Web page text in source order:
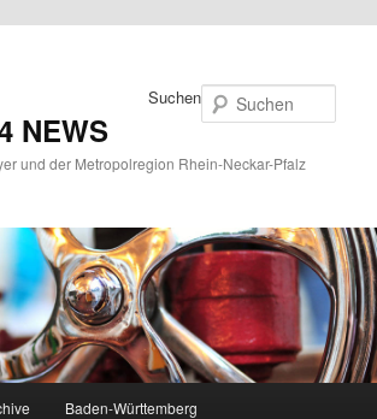
NEWS
und der Metropolregion Rhein-Neckar-Pfalz
Suchen
Baden-Württemberg